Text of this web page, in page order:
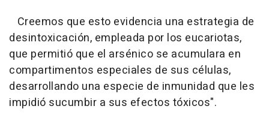
Creemos que esto evidencia una estrategia de
desintoxicación, empleada por los eucariotas,
que permitió que el arsénico se acumulara en
compartimentos especiales de sus células,
desarrollando una especie de inmunidad que les
impidió sucumbir a sus efectos tóxicos".